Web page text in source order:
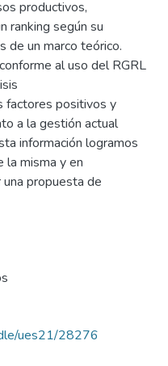
productivos,
ranking según su
de un marco teórico.
al uso del RGRL
factores positivos y
a la gestión actual
información logramos
la misma y en
propuesta de
ues21/28276